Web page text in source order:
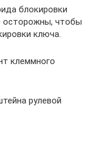
блокировки
осторожны, чтобы
ключа.
клеммного
рулевой